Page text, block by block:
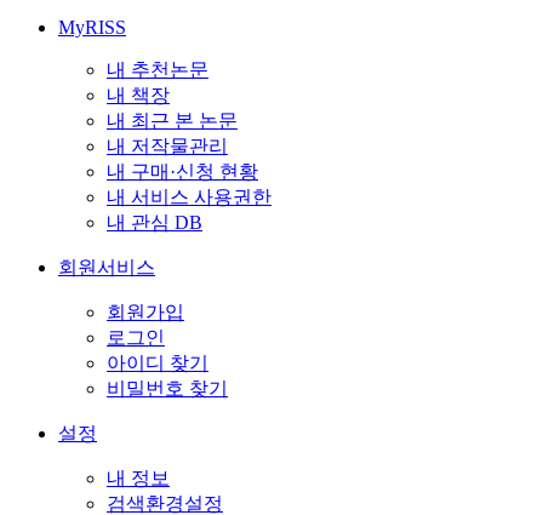
MyRISS
내 추천논문
내 책장
내 최근 본 논문
내 저작물관리
내 구매·신청 현황
내 서비스 사용권한
내 관심 DB
회원서비스
회원가입
로그인
아이디 찾기
비밀번호 찾기
설정
내 정보
검색환경설정